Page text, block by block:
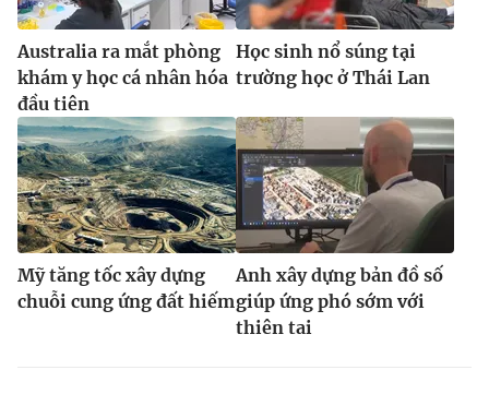
Australia ra mắt phòng
khám y học cá nhân hóa
đầu tiên
Học sinh nổ súng tại
trường học ở Thái Lan
Mỹ tăng tốc xây dựng
chuỗi cung ứng đất hiếm
Anh xây dựng bản đồ số
giúp ứng phó sớm với
thiên tai